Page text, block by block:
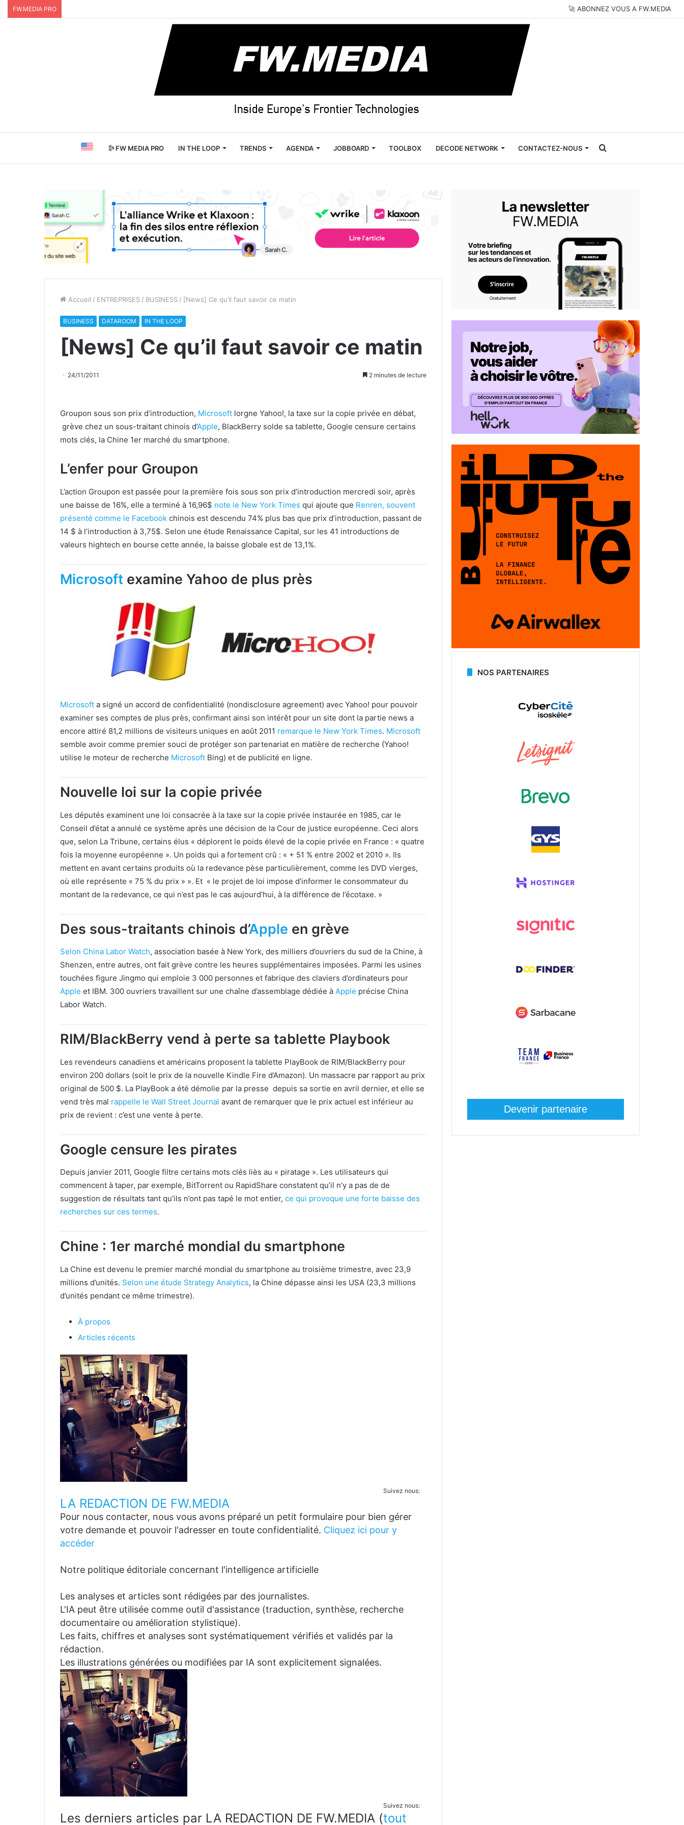
FW.MEDIA PRO 🚀 ABONNEZ VOUS A FW.MEDIA
FW MEDIA PRO IN THE LOOP TRENDS AGENDA JOBBOARD TOOLBOX DECODE NETWORK CONTACTEZ-NOUS Rechercher
Accueil / ENTREPRISES / BUSINESS / [News] Ce qu’il faut savoir ce matin
BUSINESS DATAROOM IN THE LOOP
[News] Ce qu’il faut savoir ce matin
24/11/2011 2 minutes de lecture
Groupon sous son prix d’introduction, Microsoft lorgne Yahoo!, la taxe sur la copie privée en débat,
grève chez un sous-traitant chinois d’Apple, BlackBerry solde sa tablette, Google censure certains
mots clés, la Chine 1er marché du smartphone.
L’enfer pour Groupon
L’action Groupon est passée pour la première fois sous son prix d’introduction mercredi soir, après
une baisse de 16%, elle a terminé à 16,96$ note le New York Times qui ajoute que Renren, souvent
présenté comme le Facebook chinois est descendu 74% plus bas que prix d’introduction, passant de
14 $ à l’introduction à 3,75$. Selon une étude Renaissance Capital, sur les 41 introductions de
valeurs hightech en bourse cette année, la baisse globale est de 13,1%.
Microsoft examine Yahoo de plus près
Microsoft a signé un accord de confidentialité (nondisclosure agreement) avec Yahoo! pour pouvoir
examiner ses comptes de plus près, confirmant ainsi son intérêt pour un site dont la partie news a
encore attiré 81,2 millions de visiteurs uniques en août 2011 remarque le New York Times. Microsoft
semble avoir comme premier souci de protéger son partenariat en matière de recherche (Yahoo!
utilise le moteur de recherche Microsoft Bing) et de publicité en ligne.
Nouvelle loi sur la copie privée
Les députés examinent une loi consacrée à la taxe sur la copie privée instaurée en 1985, car le
Conseil d’état a annulé ce système après une décision de la Cour de justice européenne. Ceci alors
que, selon La Tribune, certains élus « déplorent le poids élevé de la copie privée en France : « quatre
fois la moyenne européenne ». Un poids qui a fortement crû : « + 51 % entre 2002 et 2010 ». Ils
mettent en avant certains produits où la redevance pèse particulièrement, comme les DVD vierges,
où elle représente « 75 % du prix » ». Et « le projet de loi impose d’informer le consommateur du
montant de la redevance, ce qui n’est pas le cas aujourd’hui, à la différence de l’écotaxe. »
Des sous-traitants chinois d’Apple en grève
Selon China Labor Watch, association basée à New York, des milliers d’ouvriers du sud de la Chine, à
Shenzen, entre autres, ont fait grève contre les heures supplémentaires imposées. Parmi les usines
touchées figure Jingmo qui emploie 3 000 personnes et fabrique des claviers d’ordinateurs pour
Apple et IBM. 300 ouvriers travaillent sur une chaîne d’assemblage dédiée à Apple précise China
Labor Watch.
RIM/BlackBerry vend à perte sa tablette Playbook
Les revendeurs canadiens et américains proposent la tablette PlayBook de RIM/BlackBerry pour
environ 200 dollars (soit le prix de la nouvelle Kindle Fire d’Amazon). Un massacre par rapport au prix
original de 500 $. La PlayBook a été démolie par la presse depuis sa sortie en avril dernier, et elle se
vend très mal rappelle le Wall Street Journal avant de remarquer que le prix actuel est inférieur au
prix de revient : c’est une vente à perte.
Google censure les pirates
Depuis janvier 2011, Google filtre certains mots clés liès au « piratage ». Les utilisateurs qui
commencent à taper, par exemple, BitTorrent ou RapidShare constatent qu’il n’y a pas de de
suggestion de résultats tant qu’ils n’ont pas tapé le mot entier, ce qui provoque une forte baisse des
recherches sur ces termes.
Chine : 1er marché mondial du smartphone
La Chine est devenu le premier marché mondial du smartphone au troisième trimestre, avec 23,9
millions d’unités. Selon une étude Strategy Analytics, la Chine dépasse ainsi les USA (23,3 millions
d’unités pendant ce même trimestre).
À propos
Articles récents
Suivez nous:
LA REDACTION DE FW.MEDIA
Pour nous contacter, nous vous avons préparé un petit formulaire pour bien gérer
votre demande et pouvoir l'adresser en toute confidentialité. Cliquez ici pour y
accéder
Notre politique éditoriale concernant l'intelligence artificielle
Les analyses et articles sont rédigées par des journalistes.
L'IA peut être utilisée comme outil d'assistance (traduction, synthèse, recherche
documentaire ou amélioration stylistique).
Les faits, chiffres et analyses sont systématiquement vérifiés et validés par la
rédaction.
Les illustrations générées ou modifiées par IA sont explicitement signalées.
Suivez nous:
Les derniers articles par LA REDACTION DE FW.MEDIA (tout
NOS PARTENAIRES
Devenir partenaire